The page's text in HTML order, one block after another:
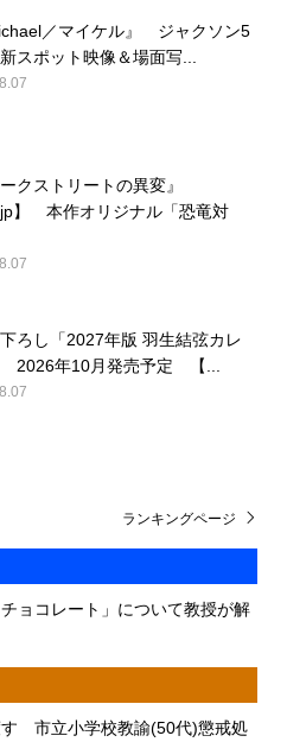
／マイケル』 ジャクソン5
スポット映像＆場面写...
クストリートの異変』
】 本作オリジナル「恐竜対
ろし「2027年版 羽生結弦カレ
2026年10月発売予定 【...
ョコレート」について教授が解
市立小学校教諭(50代)懲戒処
ランキングページ